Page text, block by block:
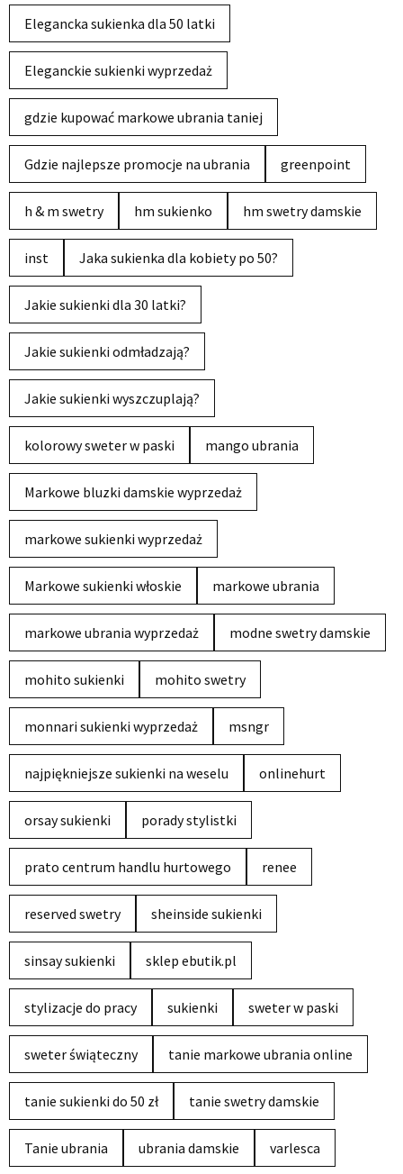
Elegancka sukienka dla 50 latki
Eleganckie sukienki wyprzedaż
gdzie kupować markowe ubrania taniej
Gdzie najlepsze promocje na ubrania greenpoint
h & m swetry hm sukienko hm swetry damskie
inst Jaka sukienka dla kobiety po 50?
Jakie sukienki dla 30 latki?
Jakie sukienki odmładzają?
Jakie sukienki wyszczuplają?
kolorowy sweter w paski mango ubrania
Markowe bluzki damskie wyprzedaż
markowe sukienki wyprzedaż
Markowe sukienki włoskie markowe ubrania
markowe ubrania wyprzedaż modne swetry damskie
mohito sukienki mohito swetry
monnari sukienki wyprzedaż msngr
najpiękniejsze sukienki na weselu onlinehurt
orsay sukienki porady stylistki
prato centrum handlu hurtowego renee
reserved swetry sheinside sukienki
sinsay sukienki sklep ebutik.pl
stylizacje do pracy sukienki sweter w paski
sweter świąteczny tanie markowe ubrania online
tanie sukienki do 50 zł tanie swetry damskie
Tanie ubrania ubrania damskie varlesca